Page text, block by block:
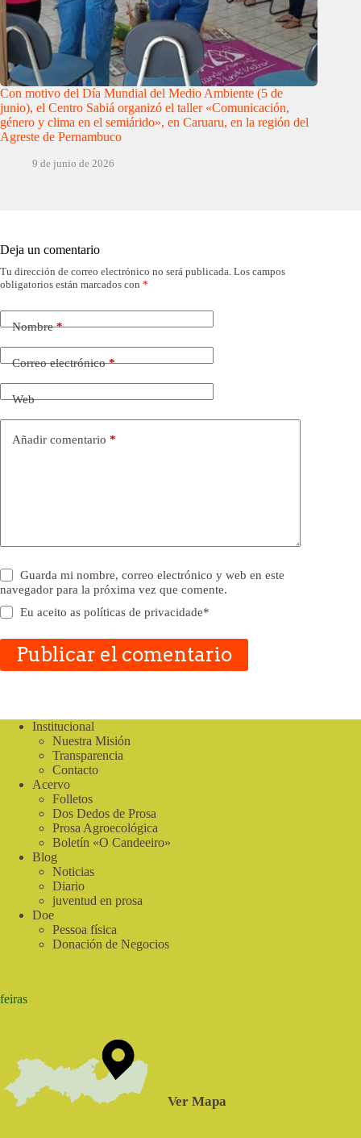
Con motivo del Día Mundial del Medio Ambiente (5 de
junio), el Centro Sabiá organizó el taller «Comunicación,
género y clima en el semiárido», en Caruaru, en la región del
Agreste de Pernambuco
9 de junio de 2026
Deja un comentario
Tu dirección de correo electrónico no será publicada. Los campos
obligatorios están marcados con *
Nombre*
Correo electrónico*
Web
Añadir comentario *
Guarda mi nombre, correo electrónico y web en este
navegador para la próxima vez que comente.
Eu aceito aspolíticas de privacidade*
Publicar el comentario
Institucional
Nuestra Misión
Transparencia
Contacto
Acervo
Folletos
Dos Dedos de Prosa
Prosa Agroecológica
Boletín «O Candeeiro»
Blog
Noticias
Diario
juventud en prosa
Doe
Pessoa física
Donación de Negocios
feiras
Ver Mapa